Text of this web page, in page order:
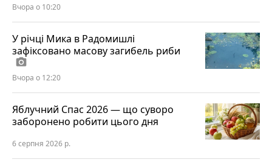
Вчора о 10:20
У річці Мика в Радомишлі
зафіксовано масову загибель риби
photo_camera
Вчора о 12:20
Яблучний Спас 2026 — що суворо
заборонено робити цього дня
6 серпня 2026 р.